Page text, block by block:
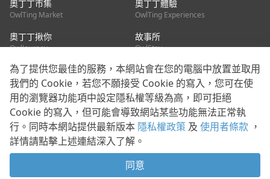
奧丁丁市集
OwlTing Market
奧丁丁體驗
OwlTing Experiences
奧丁丁揪你
OwlJourney
故事所
OwlStay
聯絡我們
客服信箱：mediapartner@owlting.com
服務信箱 / 廣告洽詢：info_owlnews@owlting.com
媒體合作 / 新聞稿提供：mediapartner@owlting.com
為了提供您最佳的服務，本網站會在您的電腦中放置並取用
我們的 Cookie，若您不願接受 Cookie 的寫入，您可在使
用的瀏覽器功能項中設定隱私權等級為高，即可拒絕
Cookie 的寫入，但可能會導致網站某些功能無法正常執
行。同時本網站提供最新版本 隱私權政策 及 使用者條款 ，
詳情請點擊上述連結深入了解。
同意